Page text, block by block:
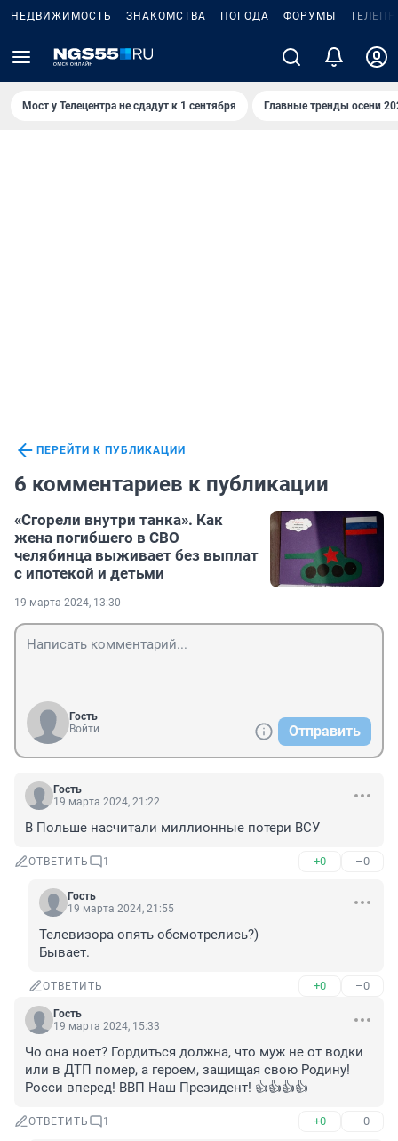
НЕДВИЖИМОСТЬ ЗНАКОМСТВА ПОГОДА ФОРУМЫ
Мост у Телецентра не сдадут к 1 сентября Главные тренды осени
ПЕРЕЙТИ К ПУБЛИКАЦИИ
6 комментариев к публикации
«Сгорели внутри танка». Как
жена погибшего в СВО
челябинца выживает без выплат
с ипотекой и детьми
19 марта 2024, 13:30
Гость
Войти
Отправить
Гость
19 марта 2024, 21:22
В Польше насчитали миллионные потери ВСУ
ОТВЕТИТЬ 1 +0 –0
Гость
19 марта 2024, 21:55
Телевизора опять обсмотрелись?)
Бывает.
ОТВЕТИТЬ +0 –0
Гость
19 марта 2024, 15:33
Чо она ноет? Гордиться должна, что муж не от водки
или в ДТП помер, а героем, защищая свою Родину!
Росси вперед! ВВП Наш Президент! 👍👍👍👍
ОТВЕТИТЬ 1 +0 –0